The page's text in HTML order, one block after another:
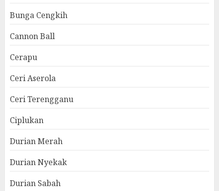
Bunga Cengkih
Cannon Ball
Cerapu
Ceri Aserola
Ceri Terengganu
Ciplukan
Durian Merah
Durian Nyekak
Durian Sabah